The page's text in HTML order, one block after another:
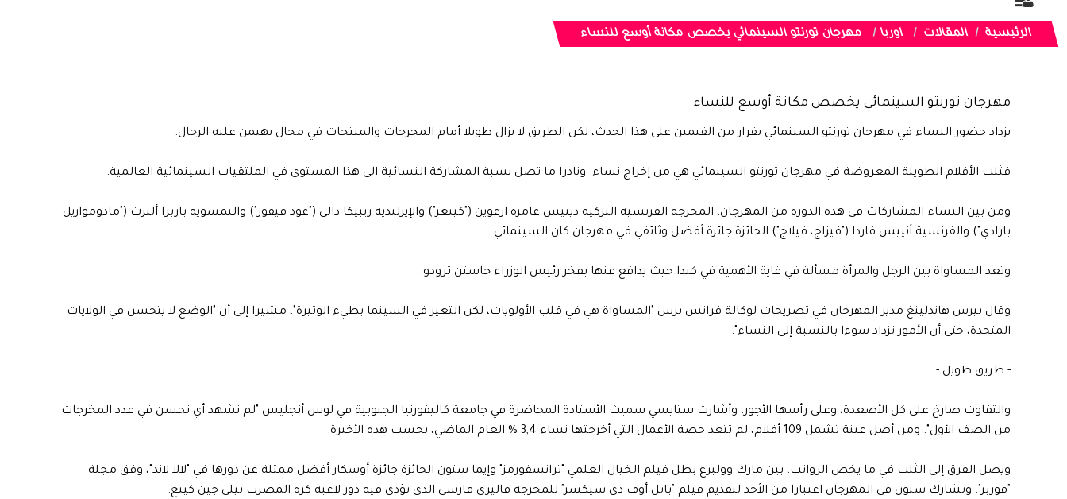
الرئيسية المقالات اوربا مهرجان تورنتو السينمائي يخصص مكانة أوسع للنساء
مهرجان تورنتو السينمائي يخصص مكانة أوسع للنساء
يزداد حضور النساء في مهرجان تورنتو السينمائي بقرار من القيمين على هذا الحدث، لكن الطريق لا يزال طويلا أمام المخرجات والمنتجات في مجال يهيمن عليه الرجال.
فثلث الأفلام الطويلة المعروضة في مهرجان تورنتو السينمائي هي من إخراج نساء. ونادرا ما تصل نسبة المشاركة النسائية الى هذا المستوى في الملتقيات السينمائية العالمية.
ومن بين النساء المشاركات في هذه الدورة من المهرجان، المخرجة الفرنسية التركية دينيس غامزه ارغوين ("كينغز") والإيرلندية ريبيكا دالي ("غود فيفور") والنمسوية باربرا ألبرت ("مادوموازيل
بارادي") والفرنسية أنييس فاردا ("فيزاج، فيلاج") الحائزة جائزة أفضل وثائقي في مهرجان كان السينمائي.
وتعد المساواة بين الرجل والمرأة مسألة في غاية الأهمية في كندا حيث يدافع عنها بفخر رئيس الوزراء جاستن ترودو.
وقال بيرس هاندلينغ مدير المهرجان في تصريحات لوكالة فرانس برس "المساواة هي في قلب الأولويات، لكن التغير في السينما بطيء الوتيرة"، مشيرا إلى أن "الوضع لا يتحسن في الولايات
المتحدة، حتى أن الأمور تزداد سوءا بالنسبة إلى النساء".
- طريق طويل -
والتفاوت صارخ على كل الأصعدة، وعلى رأسها الأجور. وأشارت ستايسي سميث الأستاذة المحاضرة في جامعة كاليفورنيا الجنوبية في لوس أنجليس "لم نشهد أي تحسن في عدد المخرجات
من الصف الأول". ومن أصل عينة تشمل 109 أفلام، لم تتعد حصة الأعمال التي أخرجتها نساء 3,4 % العام الماضي، بحسب هذه الأخيرة.
ويصل الفرق إلى الثلث في ما يخص الرواتب، بين مارك وولبرغ بطل فيلم الخيال العلمي "ترانسفورمز" وإيما ستون الحائزة جائزة أوسكار أفضل ممثلة عن دورها في "لالا لاند"، وفق مجلة
"فوربز". وتشارك ستون في المهرجان اعتبارا من الأحد لتقديم فيلم "باتل أوف ذي سيكسز" للمخرجة فاليري فارسي الذي تؤدي فيه دور لاعبة كرة المضرب بيلي جين كينغ.